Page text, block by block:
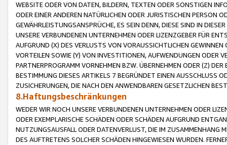
WEBSITE ODER VON DATEN, BILDERN, TEXTEN ODER SONSTIGEN
ODER EINER ANDEREN NATÜRLICHEN ODER JURISTISCHEN PERSON
GEWÄHRLEISTUNGSANSPRÜCHE, ES SEIN DENN, DIESE SIND IN
UNSERE VERBUNDENEN UNTERNEHMEN ODER LIZENZGEBER FÜR
AUFGRUND (X) DES VERLUSTS VON VORAUSSICHTLICHEN
VORTEILEN SOWIE (Y) VON INVESTITIONEN, AUFWENDUNGEN ODER
PARTNERPROGRAMM VORNEHMEN BZW. ÜBERNEHMEN ODER (Z)
BESTIMMUNG DIESES ARTIKELS 7 BEGRÜNDET EINEN AUSSCHLUSS
ZUSICHERUNGEN, DIE NACH DEN ANWENDBAREN GESETZLICHEN
8.Haftungsbeschränkungen
WEDER WIR NOCH UNSERE VERBUNDENEN UNTERNEHMEN ODER
ODER EXEMPLARISCHE SCHÄDEN ODER SCHÄDEN AUFGRUND
NUTZUNGSAUSFALL ODER DATENVERLUST, DIE IM ZUSAMMENHANG
DES AUFTRETENS SOLCHER SCHÄDEN HINGEWIESEN WURDEN.